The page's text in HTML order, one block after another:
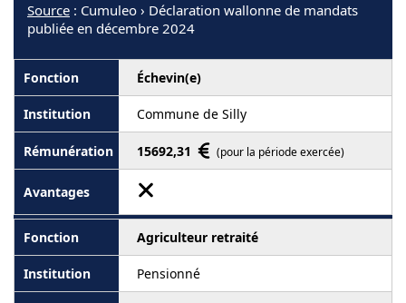
Source : Cumuleo › Déclaration wallonne de mandats
publiée en décembre 2024
Échevin(e)
Commune de Silly
15692,31 (pour la période exercée)
Agriculteur retraité
Pensionné